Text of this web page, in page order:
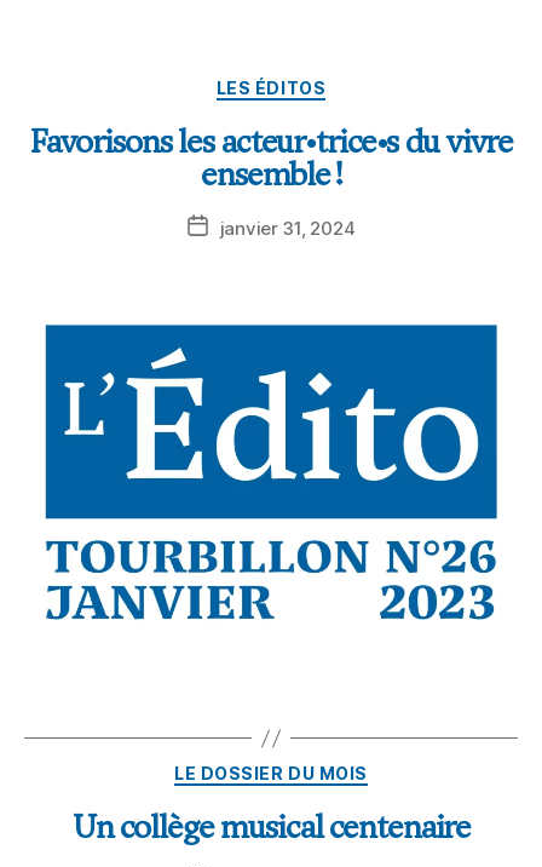
LES ÉDITOS
Favorisons les acteur•trice•s du vivre
ensemble !
janvier 31, 2024
LE DOSSIER DU MOIS
Un collège musical centenaire